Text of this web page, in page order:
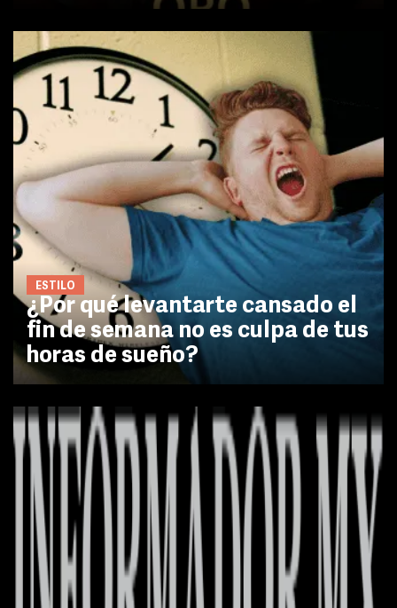
ESTILO
¿Por qué levantarte cansado el
fin de semana no es culpa de tus
horas de sueño?